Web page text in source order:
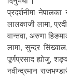
प्रदर्शनीमा नेपालका
लालकाजी लामा,
वान्तवा, अरुणा
लामा, सुन्दर
पूर्णप्रसाद ह्योजु,
नवीन्द्रमान